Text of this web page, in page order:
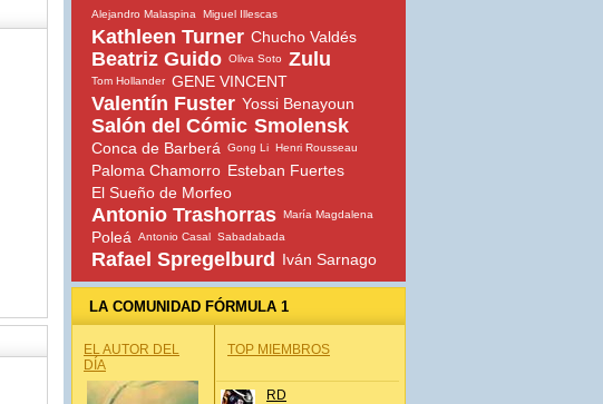
Alejandro Malaspina
Miguel Illescas
Kathleen Turner Chucho Valdés
Beatriz Guido Oliva Soto Zulu
Tom Hollander GENE VINCENT
Valentín Fuster Yossi Benayoun
Salón del Cómic Smolensk
Conca de Barberá Gong Li Henri Rousseau
Paloma Chamorro Esteban Fuertes
El Sueño de Morfeo
Antonio Trashorras María Magdalena
Poleá Antonio Casal Sabadabada
Rafael Spregelburd Iván Sarnago
LA COMUNIDAD FÓRMULA 1
EL AUTOR DEL
DÍA
TOP MIEMBROS
RD